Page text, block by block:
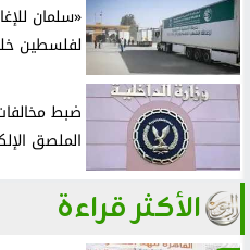
«سلمان
لفلسطين
الملصق
الأكثر قراءة